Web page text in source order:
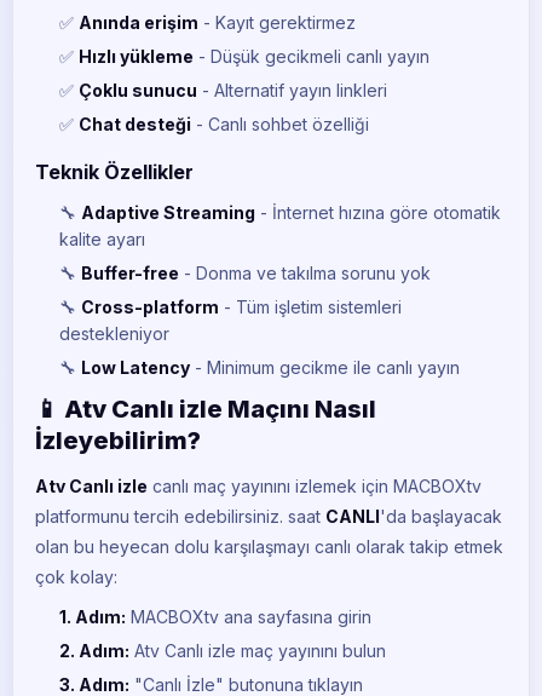
✅ Anında erişim - Kayıt gerektirmez
✅ Hızlı yükleme - Düşük gecikmeli canlı yayın
✅ Çoklu sunucu - Alternatif yayın linkleri
✅ Chat desteği - Canlı sohbet özelliği
Teknik Özellikler
🔧 Adaptive Streaming - İnternet hızına göre otomatik
kalite ayarı
🔧 Buffer-free - Donma ve takılma sorunu yok
🔧 Cross-platform - Tüm işletim sistemleri
destekleniyor
🔧 Low Latency - Minimum gecikme ile canlı yayın
📱 Atv Canlı izle Maçını Nasıl
İzleyebilirim?
Atv Canlı izle canlı maç yayınını izlemek için MACBOXtv
platformunu tercih edebilirsiniz. saat CANLI'da başlayacak
olan bu heyecan dolu karşılaşmayı canlı olarak takip etmek
çok kolay:
1. Adım: MACBOXtv ana sayfasına girin
2. Adım: Atv Canlı izle maç yayınını bulun
3. Adım: "Canlı İzle" butonuna tıklayın